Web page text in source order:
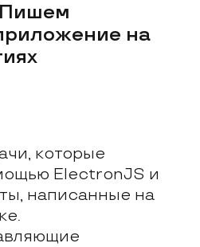
на
которые
ElectronJS и
написанные на